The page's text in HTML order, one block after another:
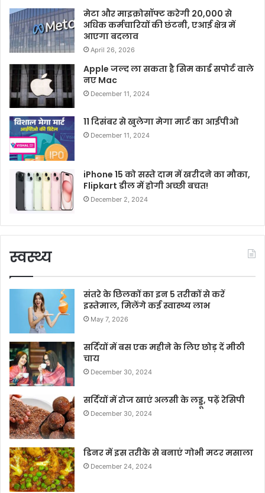
मेटा और माइक्रोसॉफ्ट करेगी 20,000 से
अधिक कर्मचारियों की छंटनी, एआई क्षेत्र में
आएगा बदलाव
April 26, 2026
Apple जल्द ला सकता है सिम कार्ड सपोर्ट वाले
नए Mac
December 11, 2024
11 दिसंबर से खुलेगा मेगा मार्ट का आईपीओ
December 11, 2024
iPhone 15 को सस्ते दाम में खरीदने का मौका,
Flipkart डील में होगी अच्छी बचत!
December 2, 2024
स्वस्थ्य
संतरे के छिलकों का इन 5 तरीकों से करें
इस्तेमाल, मिलेंगे कई स्वास्थ्य लाभ
May 7, 2026
सर्दियों में बस एक महीने के लिए छोड़ दें मीठी
चाय
December 30, 2024
सर्दियों में रोज खाएं अलसी के लड्डू, पढ़ें रेसिपी
December 30, 2024
डिनर में इस तरीके से बनाएं गोभी मटर मसाला
December 24, 2024